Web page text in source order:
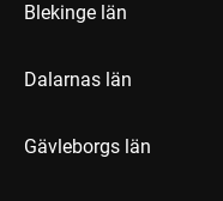
Blekinge län
Dalarnas län
Gävleborgs län